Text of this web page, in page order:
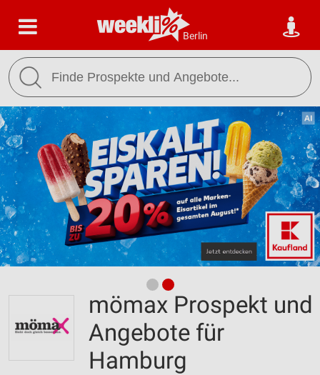
Berlin
mömax Prospekt und
Angebote für
Hamburg